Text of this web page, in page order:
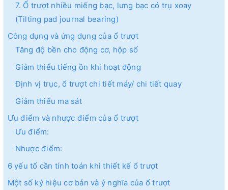
7. Ổ trượt nhiều miếng bạc, lưng bạc có trụ xoay
(Tilting pad journal bearing)
Công dụng và ứng dụng của ổ trượt
Tăng độ bền cho động cơ, hộp số
Giảm thiểu tiếng ồn khi hoạt động
Định vị trục, ổ trượt chi tiết máy/ chi tiết quay
Giảm thiểu ma sát
Ưu điểm và nhược điểm của ổ trượt
Ưu điểm:
Nhược điểm:
6 yếu tố cần tính toán khi thiết kế ổ trượt
Một số ký hiệu cơ bản và ý nghĩa của ổ trượt